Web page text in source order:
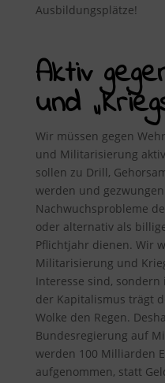
Ausbildungsplätze!
Aktiv
und
Wir müssen gegen
und Militarisierung
sollen zu Drill,
werden und
Nachwuchsprobleme
oder alternativ als
Pflichtjahr dienen. Wir
Militarisierung und
Interesse sind, sondern
der Kapitalismus trägt
Wolke den Regen.
Bundesregierung auf
werden 100 Milliarden
aufgenommen, statt